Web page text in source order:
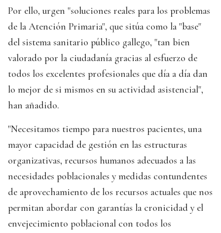
Por ello, urgen "soluciones reales para los problemas
de la Atención Primaria", que sitúa como la "base"
del sistema sanitario público gallego, "tan bien
valorado por la ciudadanía gracias al esfuerzo de
todos los excelentes profesionales que día a día dan
lo mejor de si mismos en su actividad asistencial",
han añadido.
"Necesitamos tiempo para nuestros pacientes, una
mayor capacidad de gestión en las estructuras
organizativas, recursos humanos adecuados a las
necesidades poblacionales y medidas contundentes
de aprovechamiento de los recursos actuales que nos
permitan abordar con garantías la cronicidad y el
envejecimiento poblacional con todos los